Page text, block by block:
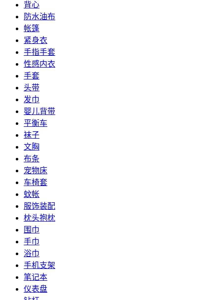
背心
防水油布
帐篷
紧身衣
手指手套
性感内衣
手套
头带
发巾
婴儿背带
平衡车
袜子
文胸
布条
宠物床
车椅套
蚊帐
服饰装配
枕头抱枕
围巾
手巾
浴巾
手机支架
笔记本
仪表盘